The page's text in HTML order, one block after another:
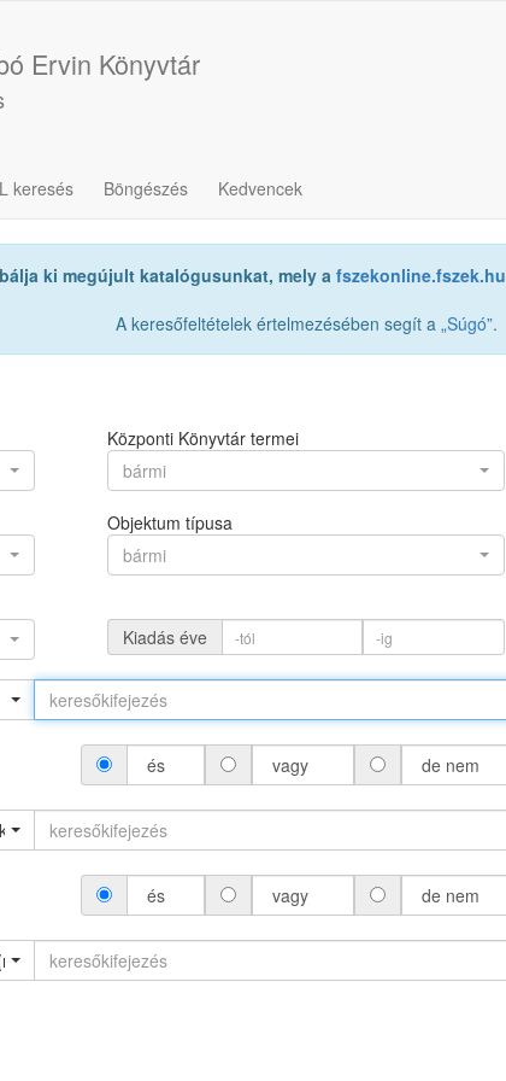
Ervin Könyvtár
keresés Böngészés Kedvencek
ki megújult katalógusunkat, mely afszekonline.fszek.hu
A keresőfeltételek értelmezésében segít a „Súgó”.
Központi Könyvtár termei
bármi
Objektum típusa
bármi
Kiadás éve
és vagy de nem
(névváltozattal)
és vagy de nem
nélkül)